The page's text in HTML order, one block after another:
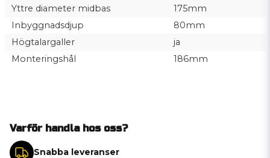
Yttre diameter midbas
175mm
Inbyggnadsdjup
80mm
Högtalargaller
ja
Monteringshål
186mm
Varför handla hos oss?
Snabba leveranser